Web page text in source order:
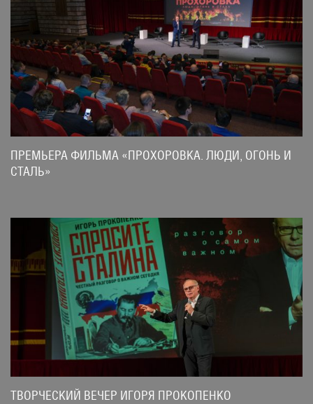
ПРЕМЬЕРА ФИЛЬМА «ПРОХОРОВКА. ЛЮДИ, ОГОНЬ И
СТАЛЬ»
ТВОРЧЕСКИЙ ВЕЧЕР ИГОРЯ ПРОКОПЕНКО